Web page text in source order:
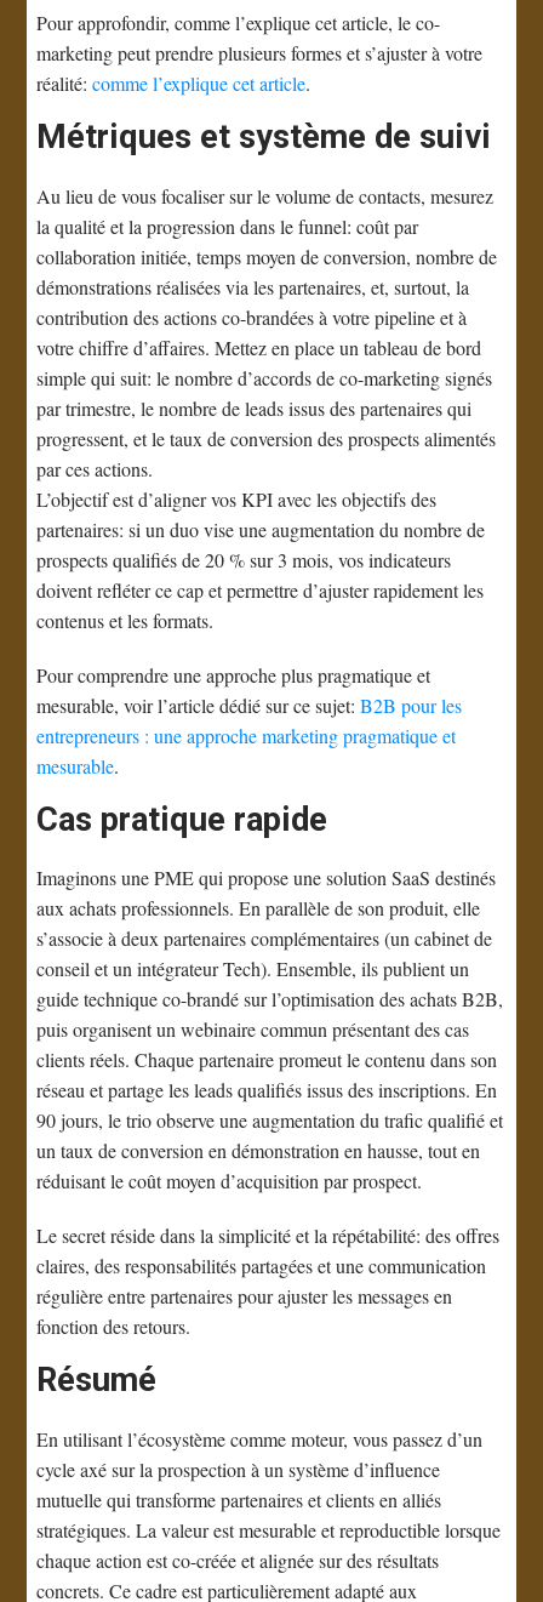
Pour approfondir, comme l’explique cet article, le co-
marketing peut prendre plusieurs formes et s’ajuster à votre
réalité:comme l’explique cet article.
Métriques et système de suivi
Au lieu de vous focaliser sur le volume de contacts, mesurez
la qualité et la progression dans le funnel: coût par
collaboration initiée, temps moyen de conversion, nombre de
démonstrations réalisées via les partenaires, et, surtout, la
contribution des actions co-brandées à votre pipeline et à
votre chiffre d’affaires. Mettez en place un tableau de bord
simple qui suit: le nombre d’accords de co-marketing signés
par trimestre, le nombre de leads issus des partenaires qui
progressent, et le taux de conversion des prospects alimentés
par ces actions.
L’objectif est d’aligner vos KPI avec les objectifs des
partenaires: si un duo vise une augmentation du nombre de
prospects qualifiés de 20 % sur 3 mois, vos indicateurs
doivent refléter ce cap et permettre d’ajuster rapidement les
contenus et les formats.
Pour comprendre une approche plus pragmatique et
mesurable, voir l’article dédié sur ce sujet:B2B pour les
entrepreneurs : une approche marketing pragmatique et
mesurable.
Cas pratique rapide
Imaginons une PME qui propose une solution SaaS destinés
aux achats professionnels. En parallèle de son produit, elle
s’associe à deux partenaires complémentaires (un cabinet de
conseil et un intégrateur Tech). Ensemble, ils publient un
guide technique co-brandé sur l’optimisation des achats B2B,
puis organisent un webinaire commun présentant des cas
clients réels. Chaque partenaire promeut le contenu dans son
réseau et partage les leads qualifiés issus des inscriptions. En
90 jours, le trio observe une augmentation du trafic qualifié et
un taux de conversion en démonstration en hausse, tout en
réduisant le coût moyen d’acquisition par prospect.
Le secret réside dans la simplicité et la répétabilité: des offres
claires, des responsabilités partagées et une communication
régulière entre partenaires pour ajuster les messages en
fonction des retours.
Résumé
En utilisant l’écosystème comme moteur, vous passez d’un
cycle axé sur la prospection à un système d’influence
mutuelle qui transforme partenaires et clients en alliés
stratégiques. La valeur est mesurable et reproductible lorsque
chaque action est co-créée et alignée sur des résultats
concrets. Ce cadre est particulièrement adapté aux